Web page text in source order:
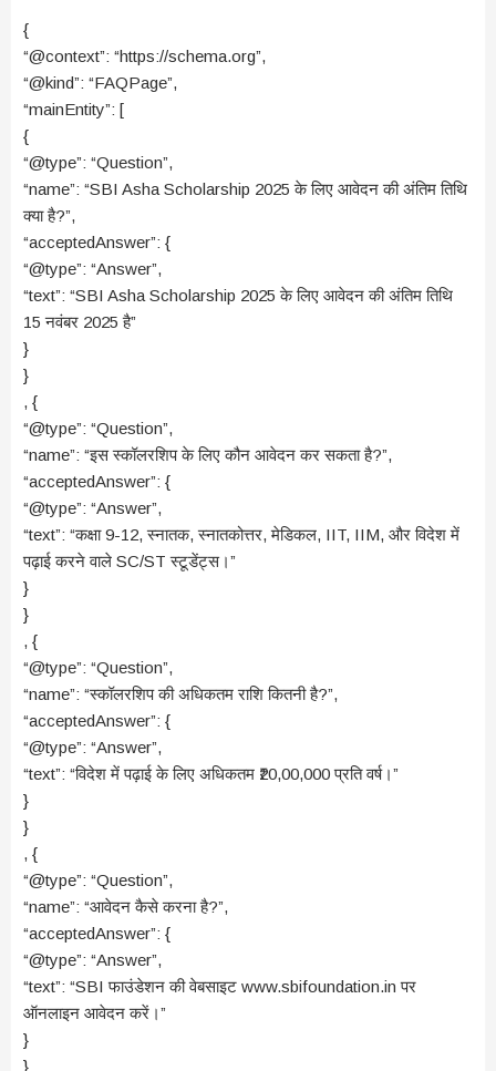
{
“@context”: “https://schema.org”,
“@kind”: “FAQPage”,
“mainEntity”: [
{
“@type”: “Question”,
“name”: “SBI Asha Scholarship 2025 के लिए आवेदन की अंतिम तिथि
क्या है?”,
“acceptedAnswer”: {
“@type”: “Answer”,
“text”: “SBI Asha Scholarship 2025 के लिए आवेदन की अंतिम तिथि
15 नवंबर 2025 है”
}
}
, {
“@type”: “Question”,
“name”: “इस स्कॉलरशिप के लिए कौन आवेदन कर सकता है?”,
“acceptedAnswer”: {
“@type”: “Answer”,
“text”: “कक्षा 9-12, स्नातक, स्नातकोत्तर, मेडिकल, IIT, IIM, और विदेश में
पढ़ाई करने वाले SC/ST स्टूडेंट्स।”
}
}
, {
“@type”: “Question”,
“name”: “स्कॉलरशिप की अधिकतम राशि कितनी है?”,
“acceptedAnswer”: {
“@type”: “Answer”,
“text”: “विदेश में पढ़ाई के लिए अधिकतम ₹20,00,000 प्रति वर्ष।”
}
}
, {
“@type”: “Question”,
“name”: “आवेदन कैसे करना है?”,
“acceptedAnswer”: {
“@type”: “Answer”,
“text”: “SBI फाउंडेशन की वेबसाइट www.sbifoundation.in पर
ऑनलाइन आवेदन करें।”
}
}